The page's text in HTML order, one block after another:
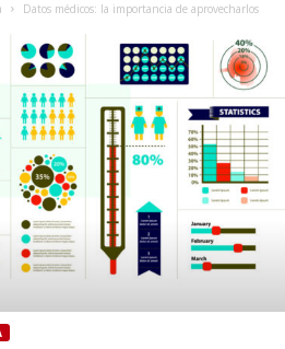
Datos médicos: la importancia de aprovecharlos